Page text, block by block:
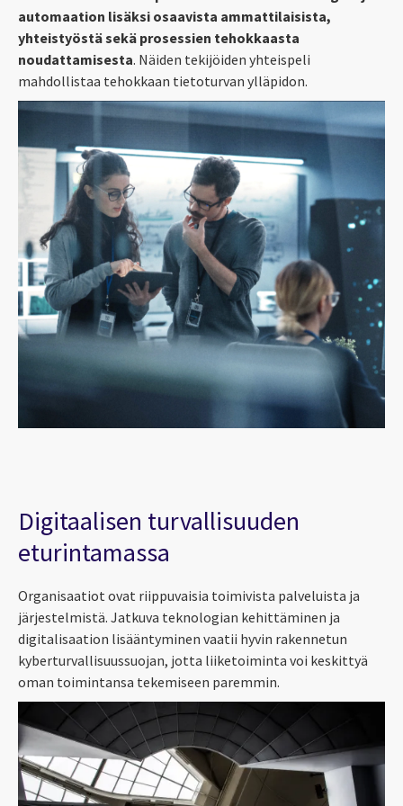
automaation lisäksi osaavista ammattilaisista,
yhteistyöstä sekä prosessien tehokkaasta
noudattamisesta. Näiden tekijöiden yhteispeli
mahdollistaa tehokkaan tietoturvan ylläpidon.
Digitaalisen turvallisuuden
eturintamassa
Organisaatiot ovat riippuvaisia toimivista palveluista ja
järjestelmistä. Jatkuva teknologian kehittäminen ja
digitalisaation lisääntyminen vaatii hyvin rakennetun
kyberturvallisuussuojan, jotta liiketoiminta voi keskittyä
oman toimintansa tekemiseen paremmin.